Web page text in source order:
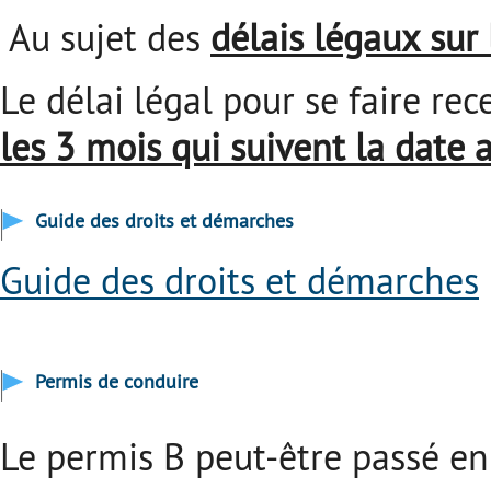
Au sujet des délais légaux
Le délai légal pour se faire
les 3 mois qui suivent la date
Guide des droits et démarches
Guide des droits et démarches
Permis de conduire
Le permis B peut-être passé